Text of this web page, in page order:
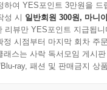
하여 YES포인트 3만원을 드
성 시 일반회원 300원, 마니
리뷰만 YES포인트 지급됩니
정 시점부터 마지막 회차 주
스는 사락 독서모임 게시
ray, 패션 및 판매금지 상